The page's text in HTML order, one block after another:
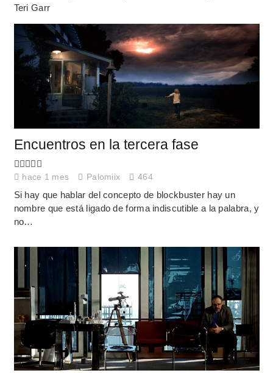
Teri Garr
Encuentros en la tercera fase
hace 1 mes Palomiix 464
Si hay que hablar del concepto de blockbuster hay un
nombre que está ligado de forma indiscutible a la palabra, y
no…